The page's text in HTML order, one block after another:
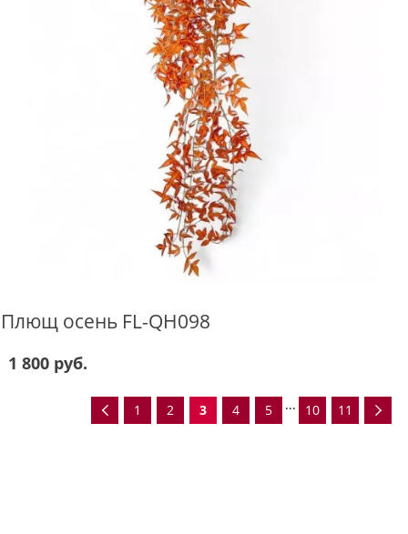
Плющ осень FL-QH098
1 800 руб.
1 2 3 4 5 ... 10 11